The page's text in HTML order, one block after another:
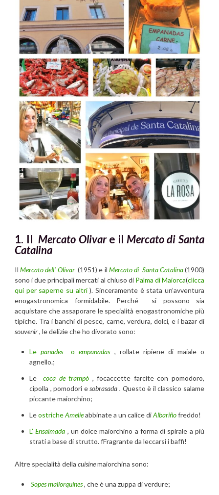
1. Il Mercato Olivare il Mercato di Santa
Catalina
IlMercato dell’ Olivar(1951) e il Mercato di Santa Catalina(1900)
sono i due principali mercati al chiuso di Palma di Maiorca(clicca
qui per saperne su altri). Sinceramente è stata un’avventura
enogastronomica formidabile. Perché si possono sia
acquistare che assaporare le specialità enogastronomiche più
tipiche. Tra i banchi di pesce, carne, verdura, dolci, e i bazar di
souvenir, le delizie che ho divorato sono:
Lepanadesoempanadas, rollate ripiene di maiale o
agnello.;
Lecoca de trampò , focaccette farcite con pomodoro,
cipolla , pomodori esobrasada . Questo è il classico salame
piccante maiorchino;
LeostricheAmelieabbinate a un calice diAlbariñofreddo!
L’Ensaimada , un dolce maiorchino a forma di spirale a più
strati a base di strutto. fFragrante da leccarsi i baffi!
Altre specialità della cuisinemaiorchina sono:
Sopes mallorquines, che è una zuppa di verdure;